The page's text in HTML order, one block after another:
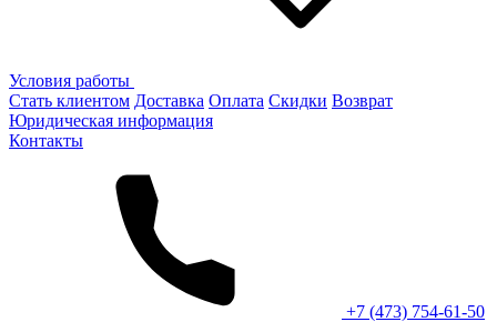
Условия работы
Стать клиентом Доставка Оплата Скидки Возврат
Юридическая информация
Контакты
+7 (473) 754-61-50